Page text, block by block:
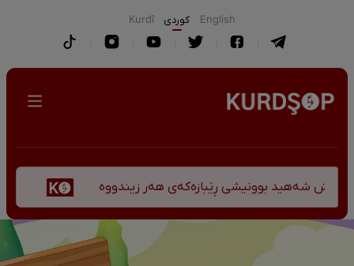
English كوردی Kurdî